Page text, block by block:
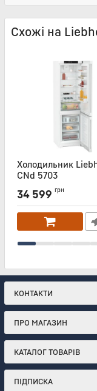
Схожі на
Холодильник
CNd 5703
CND5703
34 599 грн
КОНТАКТИ
ПРО МАГАЗИН
КАТАЛОГ ТОВАРІВ
ПІДПИСКА